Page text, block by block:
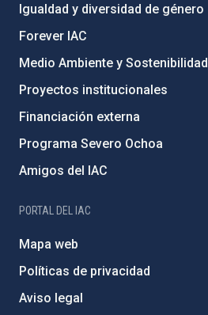
Igualdad y diversidad de género
Forever IAC
Medio Ambiente y Sostenibilidad
Proyectos institucionales
Financiación externa
Programa Severo Ochoa
Amigos del IAC
PORTAL DEL IAC
Mapa web
Políticas de privacidad
Aviso legal